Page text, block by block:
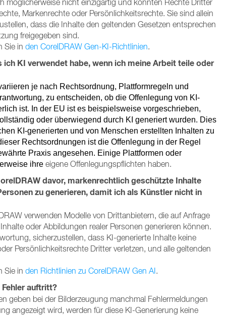
möglicherweise nicht einzigartig und könnten Rechte Dritter
Markenrechte oder Persönlichkeitsrechte. Sie sind allein
dass die Inhalte den geltenden Gesetzen entsprechen
freigegeben sind.
Sie in den CorelDRAW Gen-KI-Richtlinien.
KI verwendet habe, wenn ich meine Arbeit teile oder
je nach Rechtsordnung, Plattformregeln und
zu entscheiden, ob die Offenlegung von KI-
ist. In der EU ist es beispielsweise vorgeschrieben,
oder überwiegend durch KI generiert wurden. Dies
KI-generierten und von Menschen erstellten Inhalten zu
Rechtsordnungen ist die Offenlegung in der Regel
Praxis angesehen. Einige Plattformen oder
ihre eigene Offenlegungspflichten haben.
davor, markenrechtlich geschützte Inhalte
zu generieren, damit ich als Künstler nicht in
verwenden Modelle von Drittanbietern, die auf Anfrage
oder Abbildungen realer Personen generieren können.
sicherzustellen, dass KI-generierte Inhalte keine
Persönlichkeitsrechte Dritter verletzen, und alle geltenden
Sie in den Richtlinien zu CorelDRAW Gen AI.
auftritt?
geben bei der Bilderzeugung manchmal Fehlermeldungen
angezeigt wird, werden für diese KI-Generierung keine